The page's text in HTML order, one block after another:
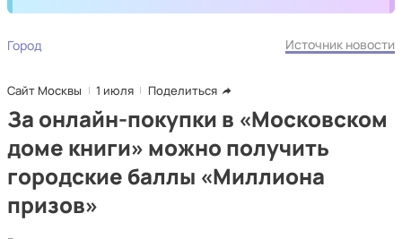
Город Источник новости
Сайт Москвы 1 июля Поделиться
За онлайн-покупки в «Московском
доме книги» можно получить
городские баллы «Миллиона
призов»